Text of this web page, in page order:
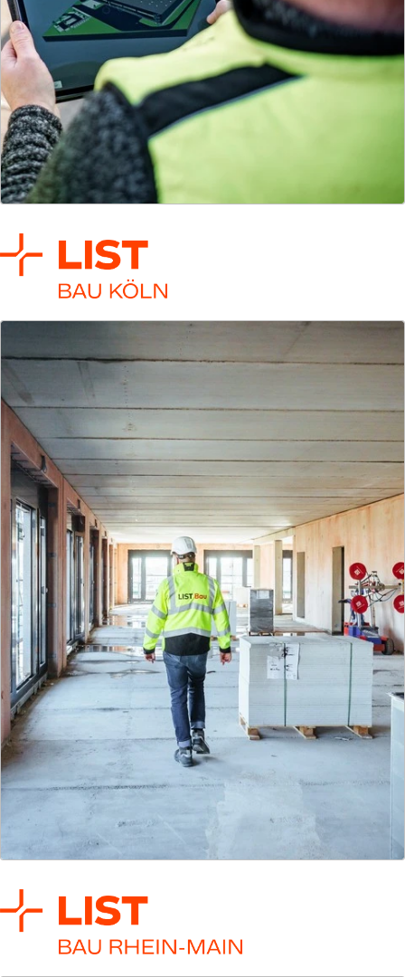
LIST Bau Leipzig
Schlüsselfertig, terminsicher, nachhaltig – Neubau
und Bestandsbau für Logistik-, Produktions- und
Kühlimmobilien in den neuen Bundesländern.
Mehr zur Gesellschaft